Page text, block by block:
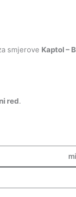
smjerove Kaptol –
red.